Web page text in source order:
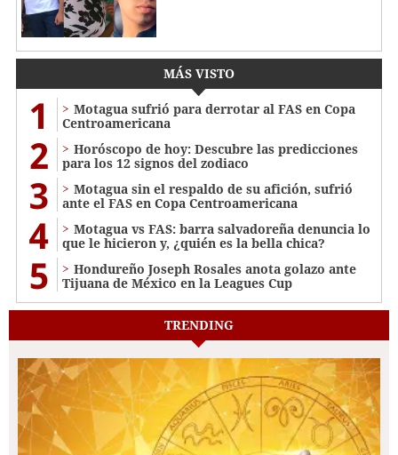
MÁS VISTO
1
Motagua sufrió para derrotar al FAS en Copa
Centroamericana
2
Horóscopo de hoy: Descubre las predicciones
para los 12 signos del zodiaco
3
Motagua sin el respaldo de su afición, sufrió
ante el FAS en Copa Centroamericana
4
Motagua vs FAS: barra salvadoreña denuncia lo
que le hicieron y, ¿quién es la bella chica?
5
Hondureño Joseph Rosales anota golazo ante
Tijuana de México en la Leagues Cup
TRENDING